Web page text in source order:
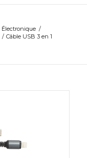
Électronique /
/ Câble USB 3 en 1